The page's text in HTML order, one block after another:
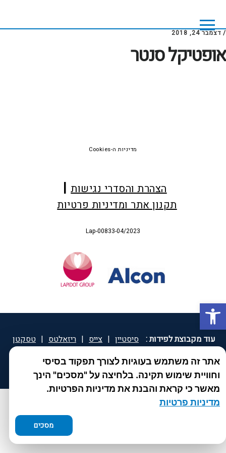
פתח סרגל נגישות
main
content
footer
/ דצמבר 24, 2018
אופטיקל סנטר
הצהרת והסדרי נגישות
תקנון אתר ומדיניות פרטיות
Lap-00833-04/2023
מדיניות ה-Cookies
אתר זה משתמש בעוגיות לצורך תפקוד בסיסי
וחוויית שימוש תקינה. בלחיצה על "מסכים" הינך
מאשר כי קראת והבנת את מדיניות הפרטיות.
מדיניות פרטיות
מסכים
עוד מקבוצת לפידות : סיסטיין | צייס | ריזאלטס | טסקטן
| ספאטון | ספיד גרון | יוטיפרו פלוס | קוקידנט |
DROPsept ®